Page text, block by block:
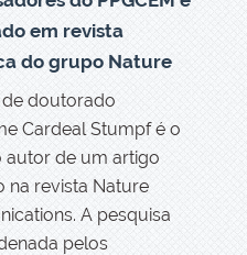
em revista
do grupo Nature
doutorado
Cardeal Stumpf é o
autor de um artigo
na revista Nature
A pesquisa
pelos